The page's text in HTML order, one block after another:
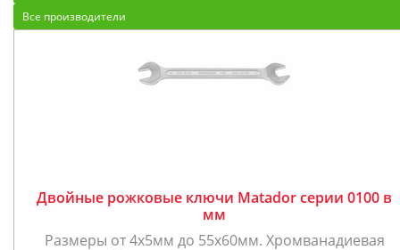
Все производители
Двойные рожковые ключи Matador серии 0100 в
мм
Размеры от 4х5мм до 55х60мм. Хромванадиевая